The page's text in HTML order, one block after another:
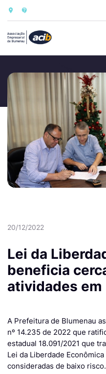
20/12/2022
Lei da
beneficia
atividades em
A Prefeitura de Blumenau
nº 14.235 de 2022 que
estadual 18.091/2021 que
Lei da Liberdade
consideradas de baixo risco.